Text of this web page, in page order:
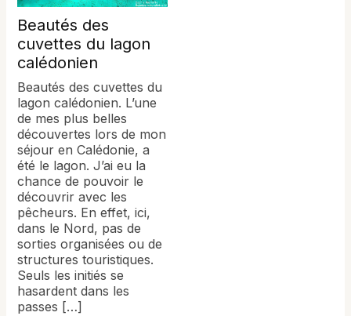
Beautés des
cuvettes du lagon
calédonien
Beautés des cuvettes du
lagon calédonien. L’une
de mes plus belles
découvertes lors de mon
séjour en Calédonie, a
été le lagon. J’ai eu la
chance de pouvoir le
découvrir avec les
pêcheurs. En effet, ici,
dans le Nord, pas de
sorties organisées ou de
structures touristiques.
Seuls les initiés se
hasardent dans les
passes […]